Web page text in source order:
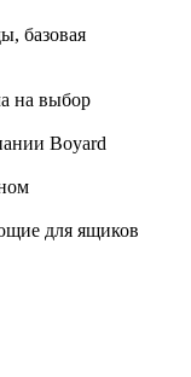
базовая
на выбор
Boyard
для ящиков